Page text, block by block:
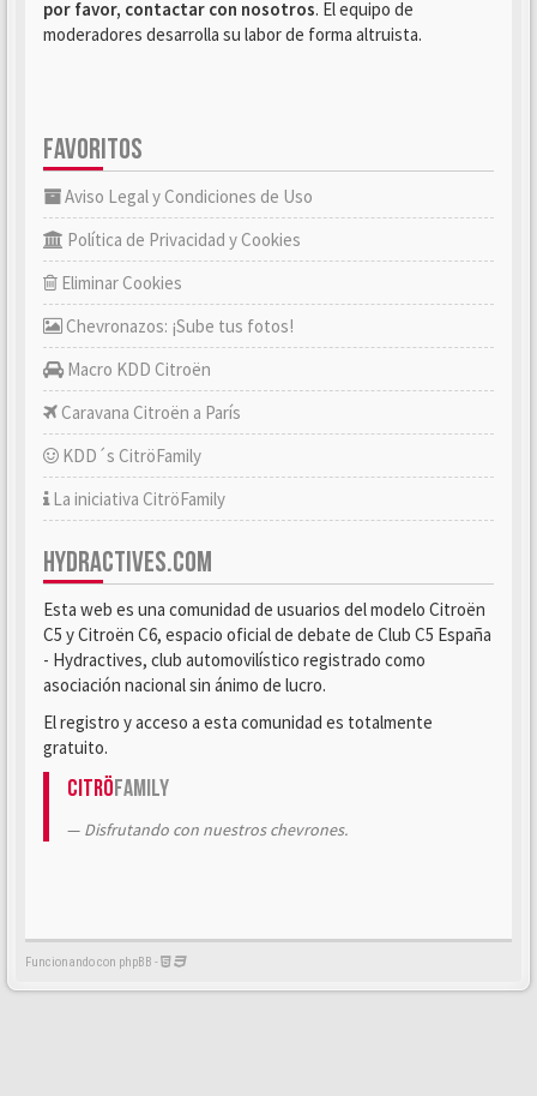
por favor, contactar con nosotros. El equipo de
moderadores desarrolla su labor de forma altruista.
FAVORITOS
Aviso Legal y Condiciones de Uso
Política de Privacidad y Cookies
Eliminar Cookies
Chevronazos: ¡Sube tus fotos!
Macro KDD Citroën
Caravana Citroën a París
KDD´s CitröFamily
La iniciativa CitröFamily
HYDRACTIVES.COM
Esta web es una comunidad de usuarios del modelo Citroën
C5 y Citroën C6, espacio oficial de debate de Club C5 España
- Hydractives, club automovilístico registrado como
asociación nacional sin ánimo de lucro.
El registro y acceso a esta comunidad es totalmente
gratuito.
CitröFamily
Disfrutando con nuestros chevrones.
Funcionando con phpBB -